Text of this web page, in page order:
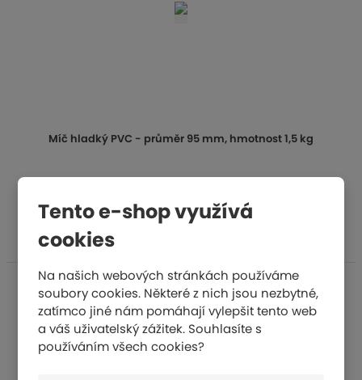
Tento e-shop využívá
cookies
Na našich webových stránkách používáme
soubory cookies. Některé z nich jsou nezbytné,
zatímco jiné nám pomáhají vylepšit tento web
a váš uživatelský zážitek. Souhlasíte s
používáním všech cookies?
Míč hladký PVC - průměr 95 mm, hmotnost 1,5 kg
KOUPIT